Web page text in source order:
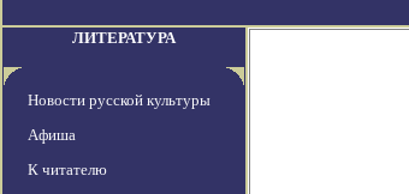
ЛИТЕРАТУРА
Новости русской культуры
Афиша
К читателю